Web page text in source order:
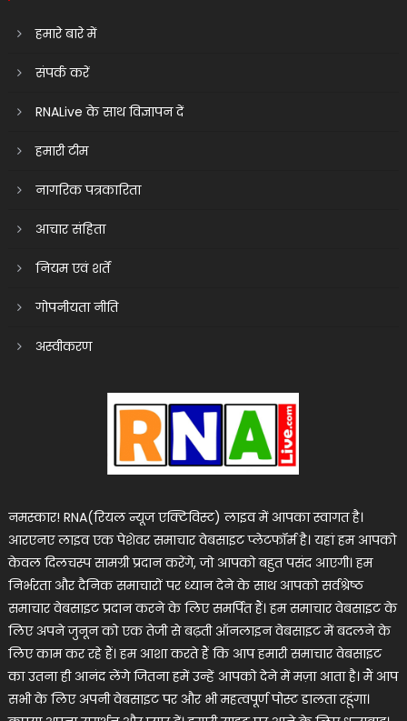
हमारे बारे में
संपर्क करें
RNALive के साथ विज्ञापन दें
हमारी टीम
नागरिक पत्रकारिता
आचार संहिता
नियम एवं शर्तें
गोपनीयता नीति
अस्वीकरण
नमस्कार! RNA(रियल न्यूज एक्टिविस्ट) लाइव में आपका स्वागत है।
आरएनए लाइव एक पेशेवर समाचार वेबसाइट प्लेटफॉर्म है। यहां हम आपको
केवल दिलचस्प सामग्री प्रदान करेंगे, जो आपको बहुत पसंद आएगी। हम
निर्भरता और दैनिक समाचारों पर ध्यान देने के साथ आपको सर्वश्रेष्ठ
समाचार वेबसाइट प्रदान करने के लिए समर्पित हैं। हम समाचार वेबसाइट के
लिए अपने जुनून को एक तेजी से बढ़ती ऑनलाइन वेबसाइट में बदलने के
लिए काम कर रहे हैं। हम आशा करते हैं कि आप हमारी समाचार वेबसाइट
का उतना ही आनंद लेंगे जितना हमें उन्हें आपको देने में मज़ा आता है। मैं आप
सभी के लिए अपनी वेबसाइट पर और भी महत्वपूर्ण पोस्ट डालता रहूंगा।